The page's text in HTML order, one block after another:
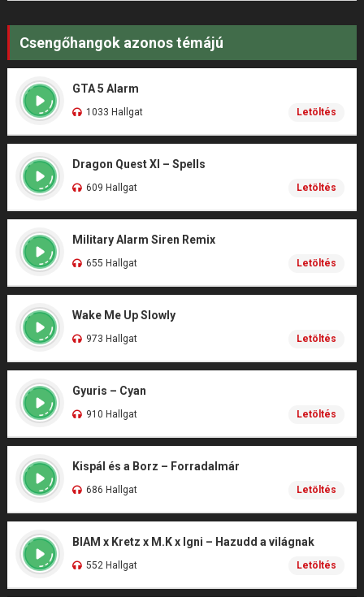
Csengőhangok azonos témájú
GTA 5 Alarm
1033 Hallgat Letöltés
Dragon Quest XI – Spells
609 Hallgat Letöltés
Military Alarm Siren Remix
655 Hallgat Letöltés
Wake Me Up Slowly
973 Hallgat Letöltés
Gyuris – Cyan
910 Hallgat Letöltés
Kispál és a Borz – Forradalmár
686 Hallgat Letöltés
BIAM x Kretz x M.K x Igni – Hazudd a világnak
552 Hallgat Letöltés